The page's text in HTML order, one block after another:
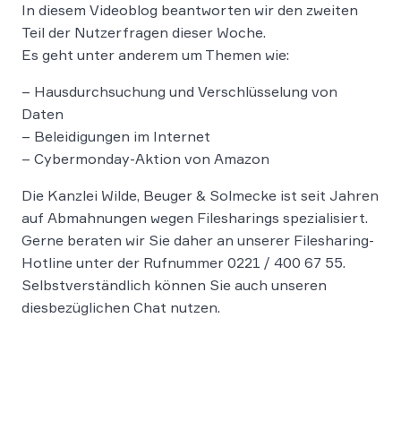
In diesem Videoblog beantworten wir den zweiten
Teil der Nutzerfragen dieser Woche.
Es geht unter anderem um Themen wie:
– Hausdurchsuchung und Verschlüsselung von
Daten
– Beleidigungen im Internet
– Cybermonday-Aktion von Amazon
Die Kanzlei Wilde, Beuger & Solmecke ist seit Jahren
auf Abmahnungen wegen Filesharings spezialisiert.
Gerne beraten wir Sie daher an unserer Filesharing-
Hotline unter der Rufnummer 0221 / 400 67 55.
Selbstverständlich können Sie auch unseren
diesbezüglichen Chat nutzen.